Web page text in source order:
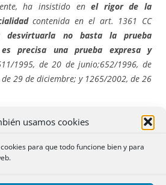
usamos cookies
para que todo funcione bien y para
ha insistido enel rigor de la
contenida en el art. 1361 CC
desvirtuarla no basta la prueba
precisa una prueba expresa y
1995, de 20 de junio;652/1996, de
29 de diciembre; y 1265/2002, de 26
admite que, partiendo de la naturaleza
hechas con dinero ganancial
régimen económico. La razón por la